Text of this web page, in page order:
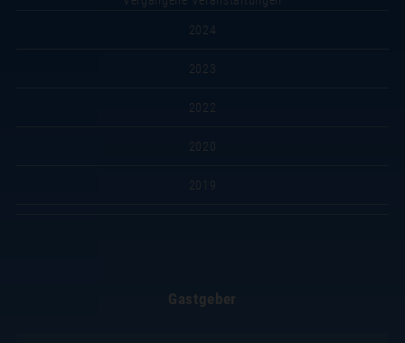
2024
2023
2022
2020
2019
Gastgeber